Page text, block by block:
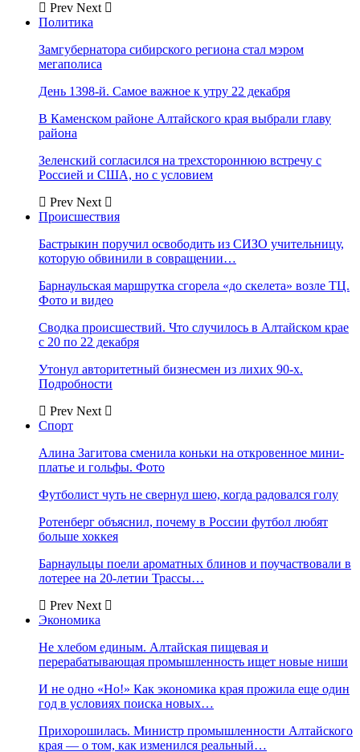
Prev Next
Политика
Замгубернатора сибирского региона стал мэром
мегаполиса
День 1398-й. Самое важное к утру 22 декабря
В Каменском районе Алтайского края выбрали главу
района
Зеленский согласился на трехстороннюю встречу с
Россией и США, но с условием
Prev Next
Происшествия
Бастрыкин поручил освободить из СИЗО учительницу,
которую обвинили в совращении…
Барнаульская маршрутка сгорела «до скелета» возле ТЦ.
Фото и видео
Сводка происшествий. Что случилось в Алтайском крае
с 20 по 22 декабря
Утонул авторитетный бизнесмен из лихих 90-х.
Подробности
Prev Next
Спорт
Алина Загитова сменила коньки на откровенное мини-
платье и гольфы. Фото
Футболист чуть не свернул шею, когда радовался голу
Ротенберг объяснил, почему в России футбол любят
больше хоккея
Барнаульцы поели ароматных блинов и поучаствовали в
лотерее на 20-летии Трассы…
Prev Next
Экономика
Не хлебом единым. Алтайская пищевая и
перерабатывающая промышленность ищет новые ниши
И не одно «Но!» Как экономика края прожила еще один
год в условиях поиска новых…
Прихорошилась. Министр промышленности Алтайского
края — о том, как изменился реальный…